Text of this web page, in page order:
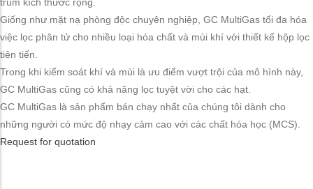
Giống như mặt nạ phòng độc chuyên nghiệp, GC MultiGas tối đa hóa
việc lọc phân tử cho nhiều loại hóa chất và mùi khí với thiết kế hộp lọc
tiên tiến.
Trong khi kiểm soát khí và mùi là ưu điểm vượt trội của mô hình này,
GC MultiGas cũng có khả năng lọc tuyệt vời cho các hạt.
GC MultiGas là sản phẩm bán chạy nhất của chúng tôi dành cho
những người có mức độ nhạy cảm cao với các chất hóa học (MCS).
Request for quotation